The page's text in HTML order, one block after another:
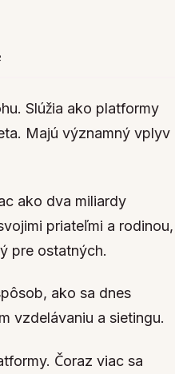
Slúžia ako platformy
Majú významný vplyv
ako dva miliardy
priateľmi a rodinou,
pre ostatných.
ako sa dnes
vzdelávaniu a sietingu.
Čoraz viac sa